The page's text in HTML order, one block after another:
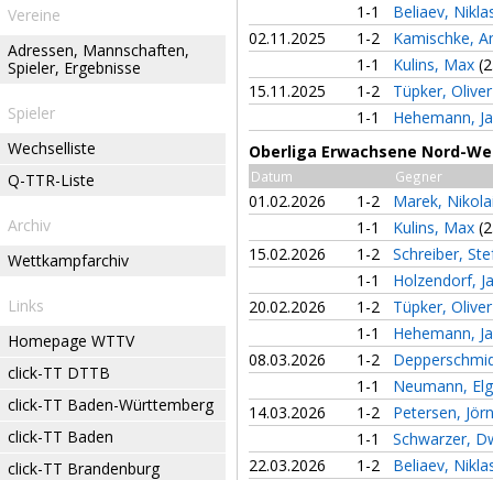
Vereine
Adressen, Mannschaften,
Spieler, Ergebnisse
Spieler
Wechselliste
Q-TTR-Liste
Archiv
Wettkampfarchiv
Links
Homepage WTTV
click-TT DTTB
click-TT Baden-Württemberg
click-TT Baden
click-TT Brandenburg
1-1
Beliaev,
02.11.2025
1-2
Kamischke,
1-1
Kulins, Max
15.11.2025
1-2
Tüpker,
1-1
Hehemann,
Oberliga Erwachsene Nord-
Datum Gegner
01.02.2026 1-2
Marek,
1-1
Kulins, Max
15.02.2026
1-2
Schreiber,
1-1
Holzendorf,
20.02.2026
1-2
Tüpker,
1-1
Hehemann,
08.03.2026
1-2
1-1
Neumann,
14.03.2026
1-2
Petersen,
1-1
Schwarzer,
22.03.2026
1-2
Beliaev,